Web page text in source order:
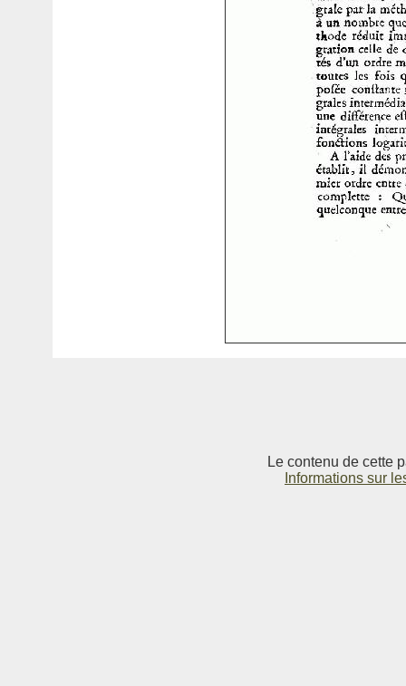
Le contenu de cette
Informations sur